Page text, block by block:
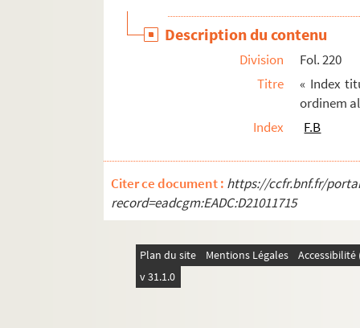
591. « Actes de notoriété des sindics des
592. Extrait de sentence de la sénéchaussée
593. Traité « des servitudes en général » et
594. « Remarques sur les donations. A Aix,
597. « Mémoires Dupérier. Tome II. » — C'est
598-611. « Remarques » sur le droit
612-616. « Remarques sur le droit civil, le
618-619. « Collection » de notes ou
620. « Remarques » sur des questions de
Description du contenu
Division
Fol. 220
Titre
« Index
ordinem
Index
F.B
Citer ce document : https://ccfr.bnf.fr/
record=eadcgm:EADC:D21011715
Plan du site Mentions Légales
v 31.1.0